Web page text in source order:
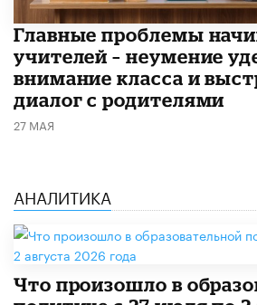
Главные проблемы
учителей – неумение
внимание класса и
диалог с родителями
27 МАЯ
АНАЛИТИКА
​Что произошло в